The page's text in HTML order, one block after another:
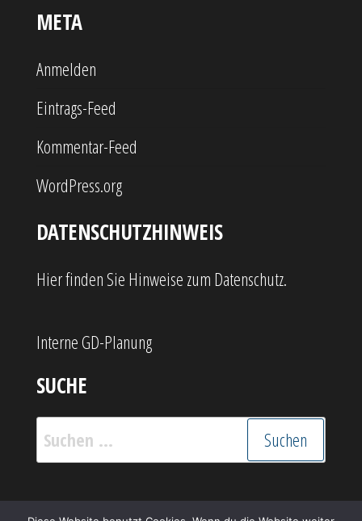
META
Anmelden
Eintrags-Feed
Kommentar-Feed
WordPress.org
DATENSCHUTZHINWEIS
Hier finden Sie Hinweise zum Datenschutz.
Interne GD-Planung
SUCHE
Suchen
nach: